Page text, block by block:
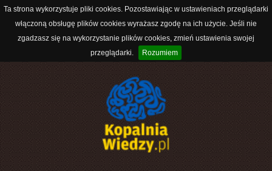
Ta strona wykorzystuje pliki cookies. Pozostawiając w ustawieniach przeglądarki
włączoną obsługę plików cookies wyrażasz zgodę na ich użycie. Jeśli nie
zgadzasz się na wykorzystanie plików cookies, zmień ustawienia swojej
przeglądarki.
Rozumiem